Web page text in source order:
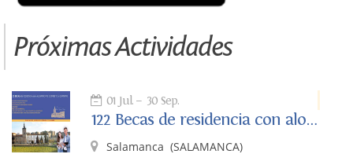
Próximas Actividades
01 Jul. 30 Sep.
122 Becas de residencia con alojamiento completo y gratuito
Salamanca (SALAMANCA)